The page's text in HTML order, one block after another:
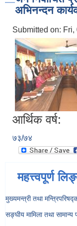
अभिनन्दन
Submitted on: Fri,
आर्थिक वर्ष:
७३/७४
महत्त्वपूर्ण
मुख्यमन्त्री तथा
सङ्‍घीय मामिला तथा